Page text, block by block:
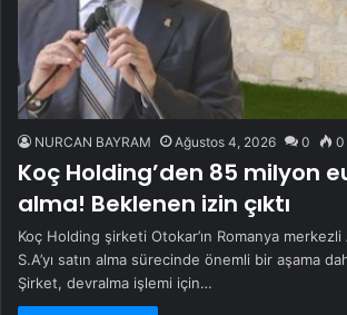
NURCAN BAYRAM Ağustos 4, 2026 0 0
Koç Holding’den 85 milyon
alma! Beklenen izin çıktı
Koç Holding şirketi Otokar’ın Romanya
S.A’yı satın alma sürecinde önemli bir aşama
Şirket, devralma işlemi için…